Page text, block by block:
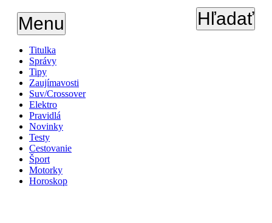
Menu Hľadať
Titulka
Správy
Tipy
Zaujímavosti
Suv/Crossover
Elektro
Pravidlá
Novinky
Testy
Cestovanie
Šport
Motorky
Horoskop